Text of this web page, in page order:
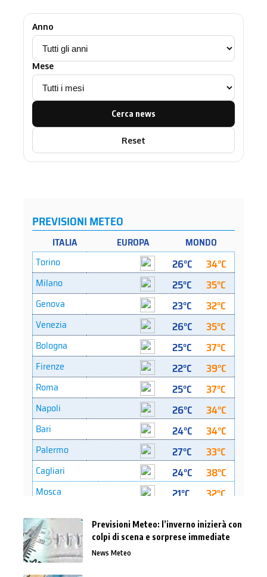
Anno
Mese
Cerca news
Reset
Previsioni Meteo: l’inverno inizierà con
colpi di scena e sorprese immediate
News Meteo